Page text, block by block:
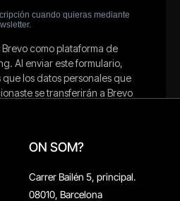
ON SOM?
Carrer Bailén 5, principal.
08010, Barcelona